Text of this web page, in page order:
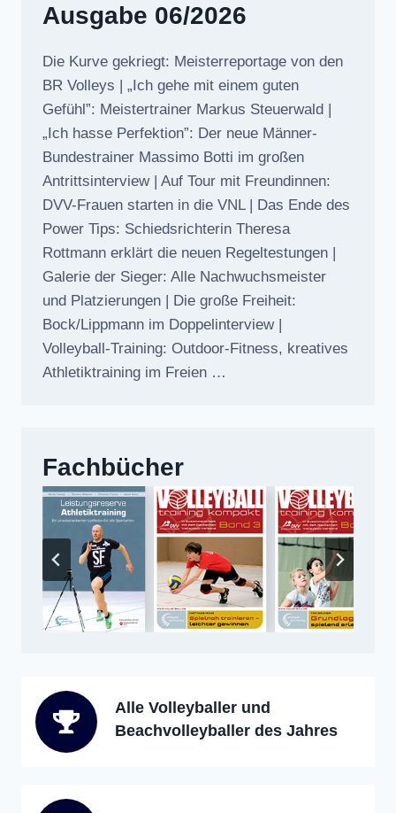
Ausgabe 06/2026
Die Kurve gekriegt: Meisterreportage von den
BR Volleys | „Ich gehe mit einem guten
Gefühl”: Meistertrainer Markus Steuerwald |
„Ich hasse Perfektion”: Der neue Männer-
Bundestrainer Massimo Botti im großen
Antrittsinterview | Auf Tour mit Freundinnen:
DVV-Frauen starten in die VNL | Das Ende des
Power Tips: Schiedsrichterin Theresa
Rottmann erklärt die neuen Regeltestungen |
Galerie der Sieger: Alle Nachwuchsmeister
und Platzierungen | Die große Freiheit:
Bock/Lippmann im Doppelinterview |
Volleyball-Training: Outdoor-Fitness, kreatives
Athletiktraining im Freien …
Fachbücher
Alle Volleyballer und
Beachvolleyballer des Jahres